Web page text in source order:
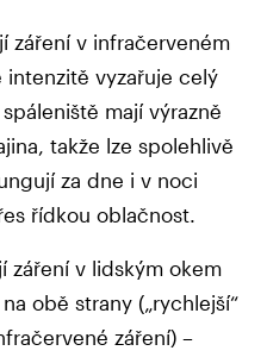
záření v infračerveném
vyzařuje celý
mají výrazně
takže lze spolehlivě
za dne i v noci
řídkou oblačnost.
záření v lidským okem
obě strany („rychlejší“
záření) –